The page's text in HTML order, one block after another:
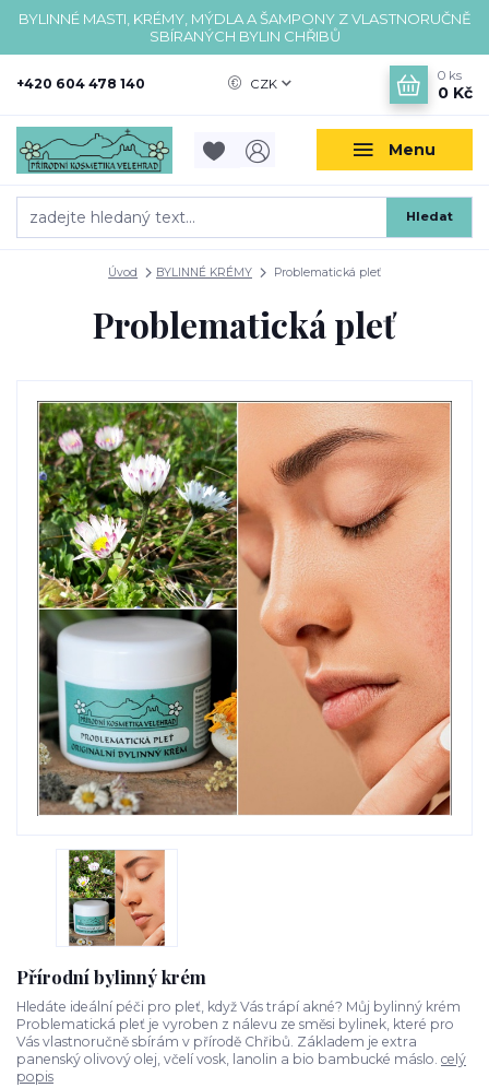
BYLINNÉ MASTI, KRÉMY, MÝDLA A ŠAMPONY Z VLASTNORUČNĚ
SBÍRANÝCH BYLIN CHŘIBŮ
Menu
CZK
Hledat
+420 604 478 140
0 ks
0 Kč
Úvod BYLINNÉ KRÉMY Problematická pleť
Problematická pleť
Přírodní bylinný krém
Hledáte ideální péči pro pleť, když Vás trápí akné? Můj bylinný krém
Problematická pleť je vyroben z nálevu ze směsi bylinek, které pro
Vás vlastnoručně sbírám v přírodě Chřibů. Základem je extra
panenský olivový olej, včelí vosk, lanolin a bio bambucké máslo. celý
popis